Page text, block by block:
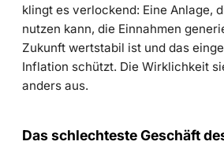
klingt es verlockend: Eine Anlage,
nutzen kann, die Einnahmen
Zukunft wertstabil ist und das
Inflation schützt. Die Wirklichkeit
anders aus.
Das schlechteste Geschäft